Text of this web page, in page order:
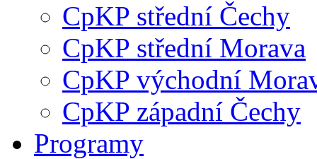
CpKP střední Čechy
CpKP střední Morava
CpKP východní
CpKP západní Čechy
Programy